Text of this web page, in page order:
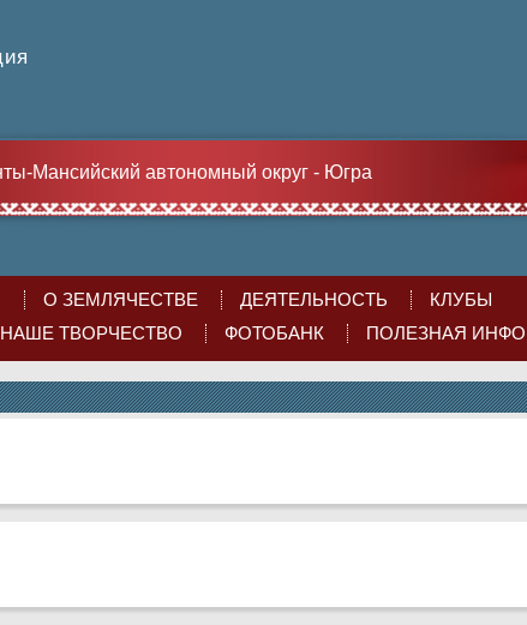
Мансийский автономный округ - Югра
О ЗЕМЛЯЧЕСТВЕ ДЕЯТЕЛЬНОСТЬ
КЛУБЫ
НАШЕ ТВОРЧЕСТВО ФОТОБАНК ПОЛЕЗНАЯ